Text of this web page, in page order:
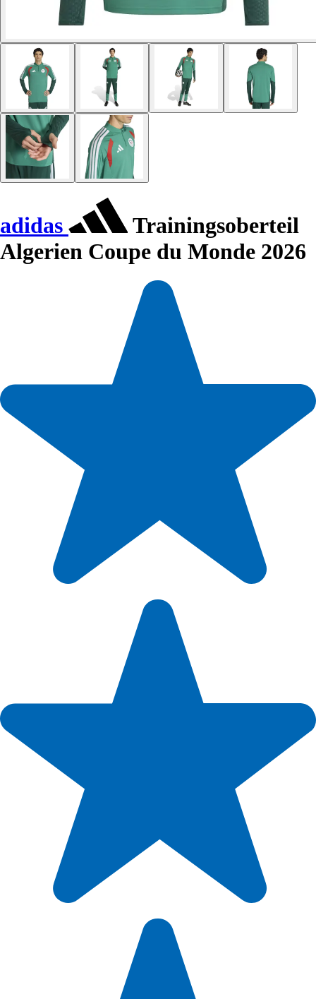
adidas
Trainingsoberteil
Algerien Coupe du Monde 2026